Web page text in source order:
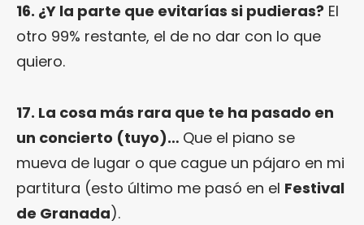
16. ¿Y la parte que evitarías si pudieras? El
otro 99% restante, el de no dar con lo que
quiero.
17. La cosa más rara que te ha pasado en
un concierto (tuyo)… Que el piano se
mueva de lugar o que cague un pájaro en mi
partitura (esto último me pasó en el Festival
de Granada).